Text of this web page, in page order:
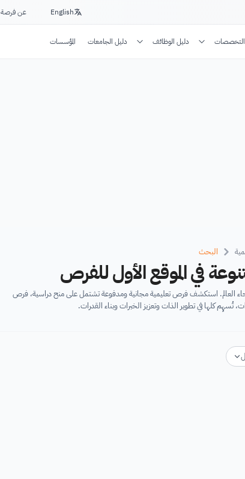
English عن فرصة
التخصصات دليل الوظائف دليل الجامعات المؤسسات
البحث
في الموقع الأول للفرص
العالم. استكشف فرص تعليمية مجانية ومدفوعة تشتمل على منح دراسية، فرص
كلها في تطوير الذات وتعزيز الخبرات وبناء القدرات.